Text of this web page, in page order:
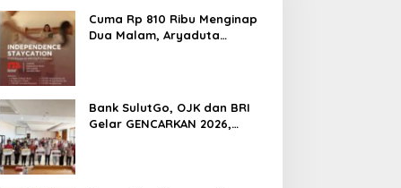
Cuma Rp 810 Ribu Menginap
Dua Malam, Aryaduta
Bank SulutGo, OJK dan BRI
Gelar GENCARKAN 2026,